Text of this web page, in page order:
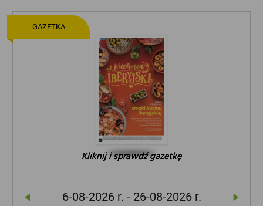
Kliknij i sprawdź gazetkę
6-08-2026 r. - 26-08-2026 r.
Kliknij i sprawdź gazetkę
Kliknij i sprawdź gazetkę
GAZETKA